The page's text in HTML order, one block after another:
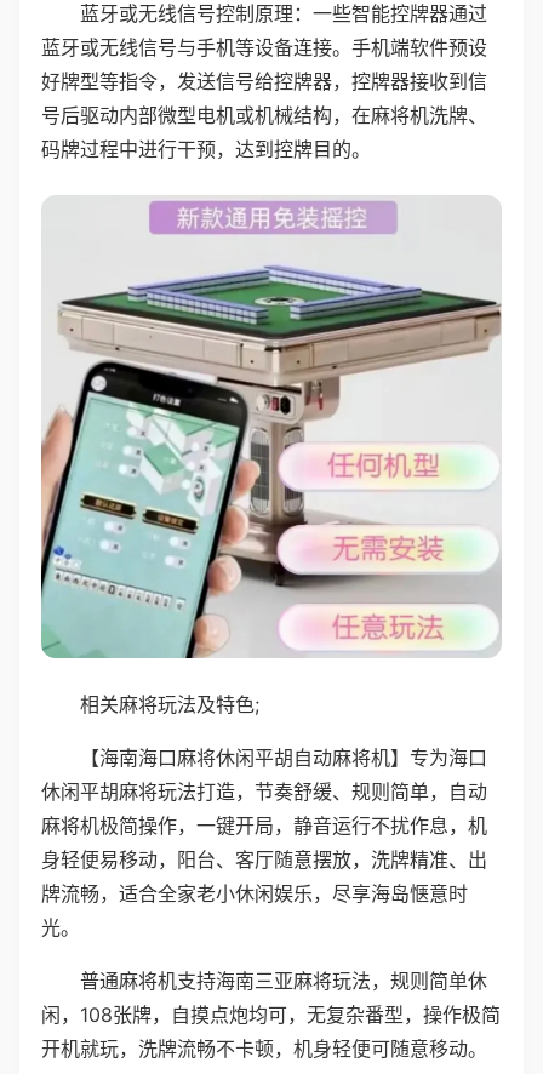
蓝牙或无线信号控制原理：一些智能控牌器通过
蓝牙或无线信号与手机等设备连接。手机端软件预设
好牌型等指令，发送信号给控牌器，控牌器接收到信
号后驱动内部微型电机或机械结构，在麻将机洗牌、
码牌过程中进行干预，达到控牌目的。
相关麻将玩法及特色;
【海南海口麻将休闲平胡自动麻将机】专为海口
休闲平胡麻将玩法打造，节奏舒缓、规则简单，自动
麻将机极简操作，一键开局，静音运行不扰作息，机
身轻便易移动，阳台、客厅随意摆放，洗牌精准、出
牌流畅，适合全家老小休闲娱乐，尽享海岛惬意时
光。
普通麻将机支持海南三亚麻将玩法，规则简单休
闲，108张牌，自摸点炮均可，无复杂番型，操作极简
开机就玩，洗牌流畅不卡顿，机身轻便可随意移动。